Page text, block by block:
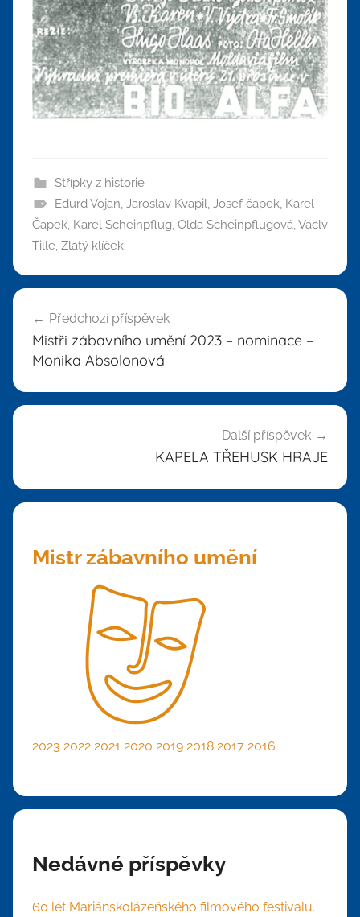
Střípky z historie
Edurd Vojan, Jaroslav Kvapil, Josef čapek, Karel
Čapek, Karel Scheinpflug, Olda Scheinpflugová,Václv
Tille, Zlatý klíček
Navigace
pro
příspěvek
Předchozí příspěvek
Mistři zábavního umění 2023 – nominace –
Monika Absolonová
Další příspěvek
KAPELA TŘEHUSK HRAJE
Mistr zábavního umění
2023 2022 2021 2020 2019 2018 2017 2016
Nedávné příspěvky
60 let Mariánskolázeňského filmového festivalu.